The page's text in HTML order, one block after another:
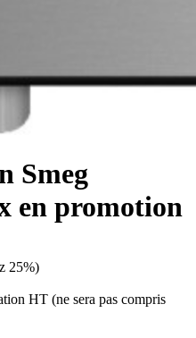
Smeg
en promotion
25%)
HT (ne sera pas compris